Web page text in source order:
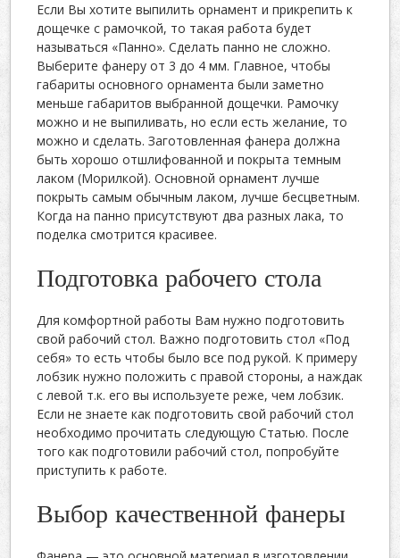
Если Вы хотите выпилить орнамент и прикрепить к
дощечке с рамочкой, то такая работа будет
называться «Панно». Сделать панно не сложно.
Выберите фанеру от 3 до 4 мм. Главное, чтобы
габариты основного орнамента были заметно
меньше габаритов выбранной дощечки. Рамочку
можно и не выпиливать, но если есть желание, то
можно и сделать. Заготовленная фанера должна
быть хорошо отшлифованной и покрыта темным
лаком (Морилкой). Основной орнамент лучше
покрыть самым обычным лаком, лучше бесцветным.
Когда на панно присутствуют два разных лака, то
поделка смотрится красивее.
Подготовка рабочего стола
Для комфортной работы Вам нужно подготовить
свой рабочий стол. Важно подготовить стол «Под
себя» то есть чтобы было все под рукой. К примеру
лобзик нужно положить с правой стороны, а наждак
с левой т.к. его вы используете реже, чем лобзик.
Если не знаете как подготовить свой рабочий стол
необходимо прочитать следующую Статью. После
того как подготовили рабочий стол, попробуйте
приступить к работе.
Выбор качественной фанеры